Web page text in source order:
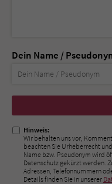
Dein Name /
Nicht
ausfüllen!
Hinweis:
Wir behalten uns vor,
beachten Sie Urheberrecht
Name bzw. Pseudonym wird
Datenschutz gekürzt werden.
Adressen, Telefonnummern
Details finden Sie in unserer